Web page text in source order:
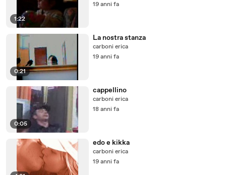
1:22
19 anni fa
0:21
La nostra stanza
carboni erica
19 anni fa
0:05
cappellino
carboni erica
18 anni fa
edo e kikka
carboni erica
19 anni fa